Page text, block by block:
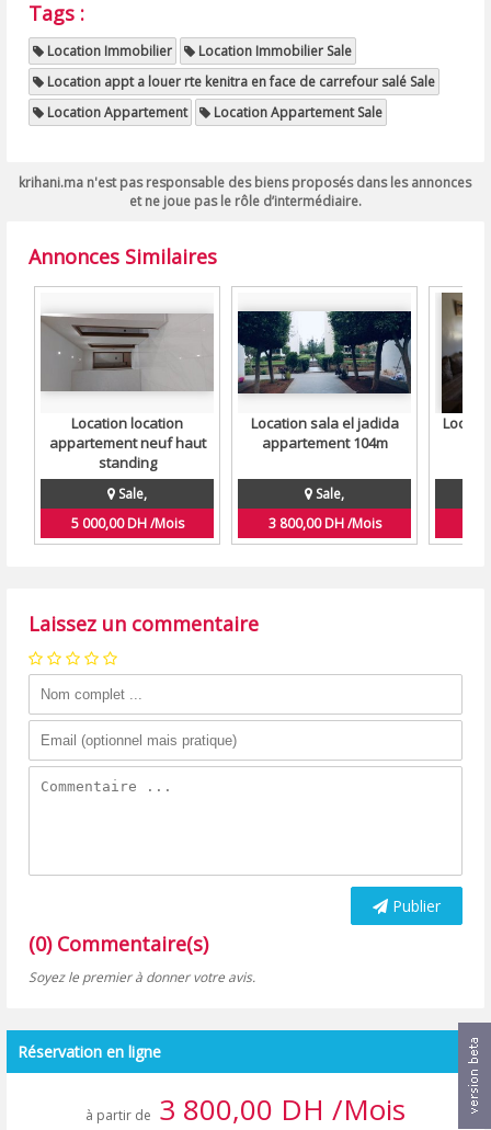
Tags :
Location Immobilier
Location Immobilier Sale
Location appt a louer rte kenitra en face de carrefour salé Sale
Location Appartement
Location Appartement Sale
krihani.ma n'est pas responsable des biens proposés dans les annonces
et ne joue pas le rôle d’intermédiaire.
Annonces Similaires
Location location
appartement neuf haut
standing
Sale,
5 000,00 DH /Mois
Location sala el jadida
appartement 104m
Sale,
3 800,00 DH /Mois
Laissez un commentaire
Publier
(0) Commentaire(s)
Soyez le premier à donner votre avis.
Réservation en ligne
à partir de 3 800,00 DH /Mois